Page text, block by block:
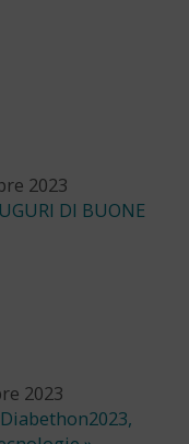
2023
DI BUONE
2023